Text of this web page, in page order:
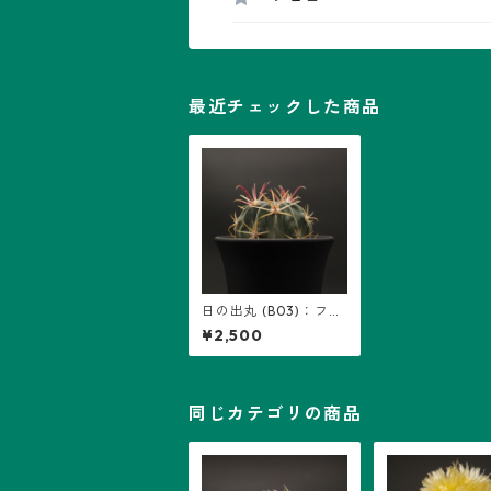
最近チェックした商品
日の出丸 (B03)：フェ
ロカクタス属 ※実生
¥2,500
同じカテゴリの商品